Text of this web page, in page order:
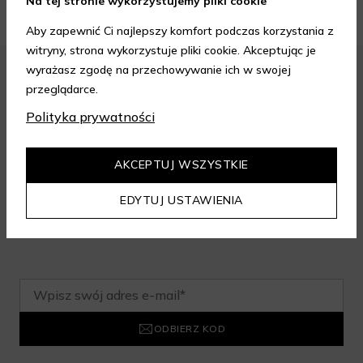
Zapisz się do newslettera i odbierz
rabat na aelia.pl:
-15% na cały nieprzeceniony asortyment przy minimalnej
wartości zamówienia 199 zł. Kod nie łączy się z innymi
zniżkami.
ODBIERZ KOD
Aby zapewnić Ci najlepszy komfort podczas korzystania z
witryny, strona wykorzystuje pliki cookie. Akceptując je
wyrażasz zgodę na przechowywanie ich w swojej
przeglądarce.
Polityka prywatności
EDYTUJ USTAWIENIA
AKCEPTUJ WSZYSTKIE